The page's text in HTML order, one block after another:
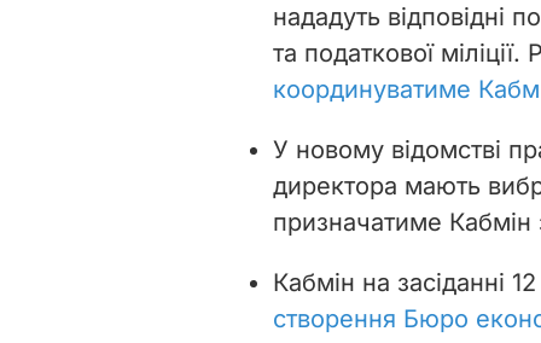
нададуть відповідні
та податкової
координуватиме
У новому відомстві
директора мають
призначатиме
Кабмін на засіданні
створення Бюро